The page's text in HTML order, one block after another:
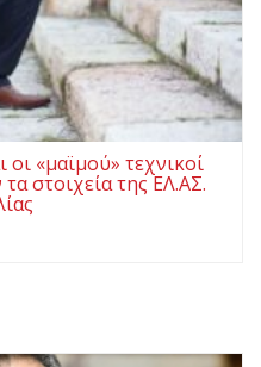
«μαϊμού» τεχνικοί
στοιχεία της ΕΛ.ΑΣ.